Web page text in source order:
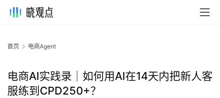
首页 电商Agent
电商AI实践录｜如何用AI在14天内把新人客
服练到CPD250+？